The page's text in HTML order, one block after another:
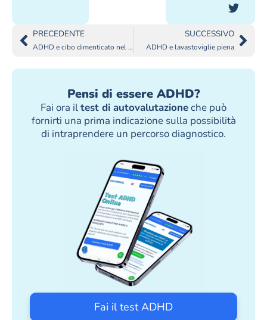
PRECEDENTE
ADHD e cibo dimenticato nel frigo
SUCCESSIVO
ADHD e lavastoviglie piena
Pensi di essere ADHD?
Fai ora iltest di autovalutazioneche può
fornirti una prima indicazione sulla possibilità
di intraprendere un percorso diagnostico.
Fai il test ADHD